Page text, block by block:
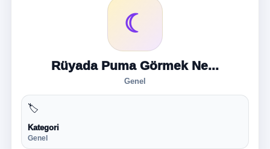
☾
Rüyada Puma Görmek Ne...
Genel
🏷
Kategori
Genel